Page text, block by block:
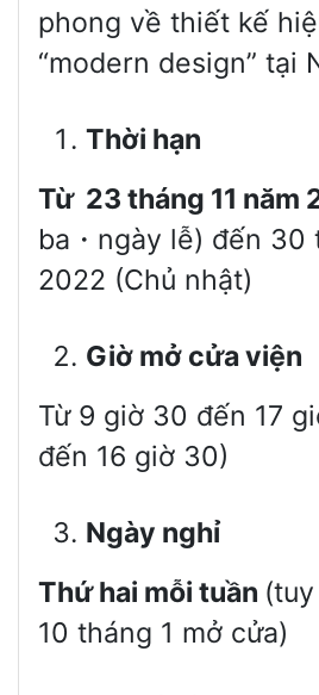
phong về thiết kế
“modern design” tại
Thời hạn
Tư 23 tháng 11 năm
ba・ngày lễ) đến 30
2022 (Chủ nhật)
Giờ mở cửa viện
Từ 9 giờ 30 đến 17
đến 16 giờ 30)
Ngày nghỉ
Thứ hai mỗi tuần
10 tháng 1 mở cửa)